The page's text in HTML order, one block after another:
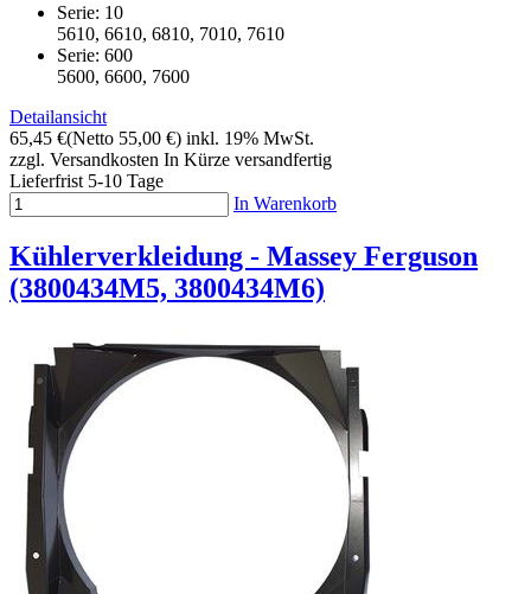
Serie: 10
5610, 6610, 6810, 7010, 7610
Serie: 600
5600, 6600, 7600
Detailansicht
65,45 €(Netto 55,00 €) inkl. 19% MwSt.
zzgl. Versandkosten In Kürze versandfertig
Lieferfrist 5-10 Tage
In Warenkorb
Kühlerverkleidung - Massey Ferguson
(3800434M5, 3800434M6)